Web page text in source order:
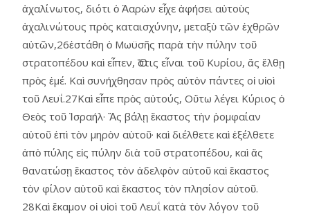
ἀχαλίνωτος, διότι ὁ Ἀαρὼν εἶχε ἀφήσει αὐτοὺς
ἀχαλινώτους πρὸς καταισχύνην, μεταξὺ τῶν ἐχθρῶν
αὐτῶν,26ἐστάθη ὁ Μωϋσῆς παρὰ τὴν πύλην τοῦ
στρατοπέδου καὶ εἶπεν, Ὅστις εἶναι τοῦ Κυρίου, ἄς ἔλθῃ
πρὸς ἐμέ. Καὶ συνήχθησαν πρὸς αὐτὸν πάντες οἱ υἱοὶ
τοῦ Λευΐ.27Καὶ εἶπε πρὸς αὐτούς, Οὕτω λέγει Κύριος ὁ
Θεὸς τοῦ Ἰσραήλ· Ἄς βάλῃ ἕκαστος τὴν ῥομφαίαν
αὑτοῦ ἐπὶ τὸν μηρὸν αὑτοῦ· καὶ διέλθετε καὶ ἐξέλθετε
ἀπὸ πύλης εἰς πύλην διὰ τοῦ στρατοπέδου, καὶ ἄς
θανατώσῃ ἕκαστος τὸν ἀδελφὸν αὑτοῦ καὶ ἕκαστος
τὸν φίλον αὑτοῦ καὶ ἕκαστος τὸν πλησίον αὑτοῦ.
28Καὶ ἔκαμον οἱ υἱοὶ τοῦ Λευΐ κατὰ τὸν λόγον τοῦ